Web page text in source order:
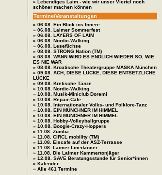
» Lebendiges Laim - wie wir unser Viertel noch
schöner machen können
Termine/Veranstaltungen
» 06.08. Ein Blick ins Innere
» 06.08. Laimer Sommerfest
» 06.08. LAYERS OF LAIM
» 06.08. Nordic-Walking
» 06.08. Lesefüchse
» 08.08. STRONG Nation (TM)
» 08.08. WANN WIRD ES ENDLICH WIEDER SO, WIE
ES NIE WAR
» 08.08. Kroatische Theatergruppe MASKA München
» 09.08. ACH, DIESE LÜCKE, DIESE ENTSETZLICHE
LÜCKE
» 09.08. Kretische Tänze
» 10.08. Nordic-Walking
» 10.08. Musik-Miniclub Doremi
» 10.08. Repair-Cafe
» 10.08. Internationaler Volks- und Folklore-Tanz
» 10.08. EIN MÜNCHNER IM HIMMEL
» 10.08. EIN MÜNCHNER IM HIMMEL
» 10.08. Hobby-Volleyballgruppe
» 10.08. Boogie-Crazy-Hoppers
» 11.08. Zumba
» 11.08. CIRCL mobility (TM)
» 11.08. Eiscafe auf der ASZ-Terrasse
» 11.08. Laimer Linedancer
» 11.08. Die Laimer Kammertonjäger
» 12.08. SAVE Beratungsstunde für Senior*innen
» Kalender
» Alle 461 Termine